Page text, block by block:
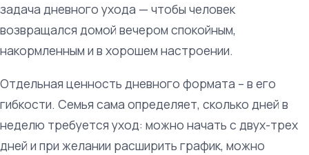
задача дневного ухода — чтобы человек
возвращался домой вечером спокойным,
накормленным и в хорошем настроении.
Отдельная ценность дневного формата – в его
гибкости. Семья сама определяет, сколько дней в
неделю требуется уход: можно начать с двух-трех
дней и при желании расширить график, можно